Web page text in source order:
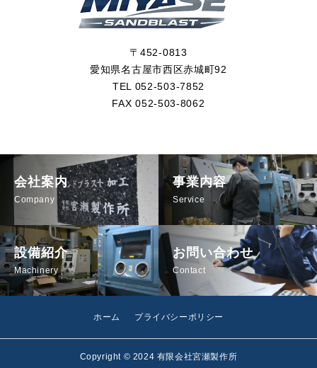
〒452-0813
愛知県名古屋市西区赤城町92
TEL 052-503-7852
FAX 052-503-8062
会社案内
Company
事業内容
Service
設備紹介
Machinery
お問い合わせ
Contact
ホーム プライバシーポリシー
Copyright © 2024 有限会社宮瀬製作所